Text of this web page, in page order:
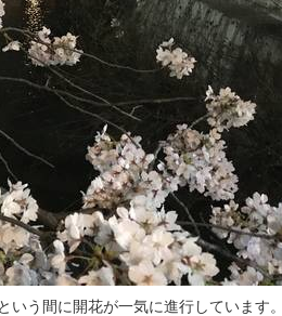
う間に開花が一気に進行しています。